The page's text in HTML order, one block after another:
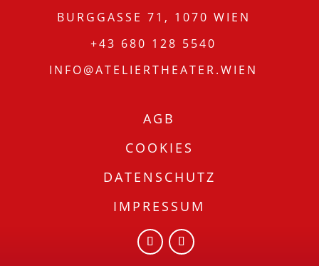
BURGGASSE 71, 1070 WIEN
+43 680 128 5540
INFO@ATELIERTHEATER.WIEN
AGB
COOKIES
DATENSCHUTZ
IMPRESSUM